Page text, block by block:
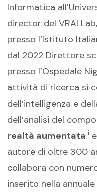
Informatica
director del VRAI
presso l’Istituto
dal 2022 Direttore
presso l’Ospedale
attività di ricerca si
dell’intelligenza e
dell’analisi del
realtà aumentata i
autore di oltre 300
collabora con
inserito nella annuale